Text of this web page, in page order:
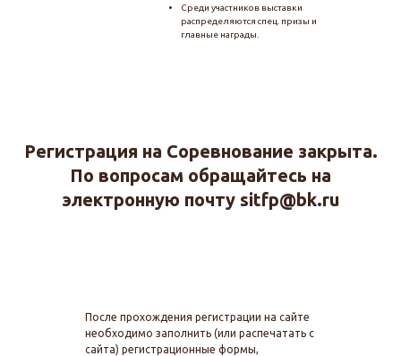
Среди участников выставки
распределяются спец. призы и
главные награды.
Регистрация на Соревнование закрыта.
По вопросам обращайтесь на
электронную почту sitfp@bk.ru
После прохождения регистрации на сайте
необходимо заполнить (или распечатать с
сайта) регистрационные формы,